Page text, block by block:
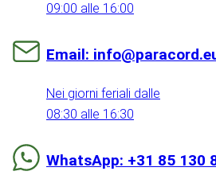
09:00 alle 16:00
Email:
Nei giorni feriali dalle
08:30 alle 16:30
WhatsApp: +31 85 130